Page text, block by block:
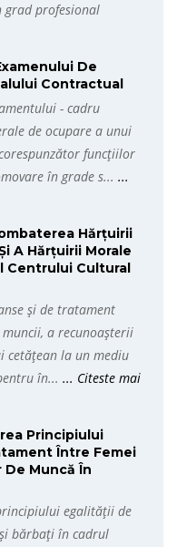
grad profesional
De
Contractual
- cadru
de ocupare a unui
funcțiilor
în grade s... ...
Hărțuirii
A Hărțuirii Morale
Centrului Cultural
și de tratament
a recunoașterii
cetățean la un mediu
în... ... Citeste mai
Principiului
Între Femei
De Muncă În
egalității de
bărbați în cadrul